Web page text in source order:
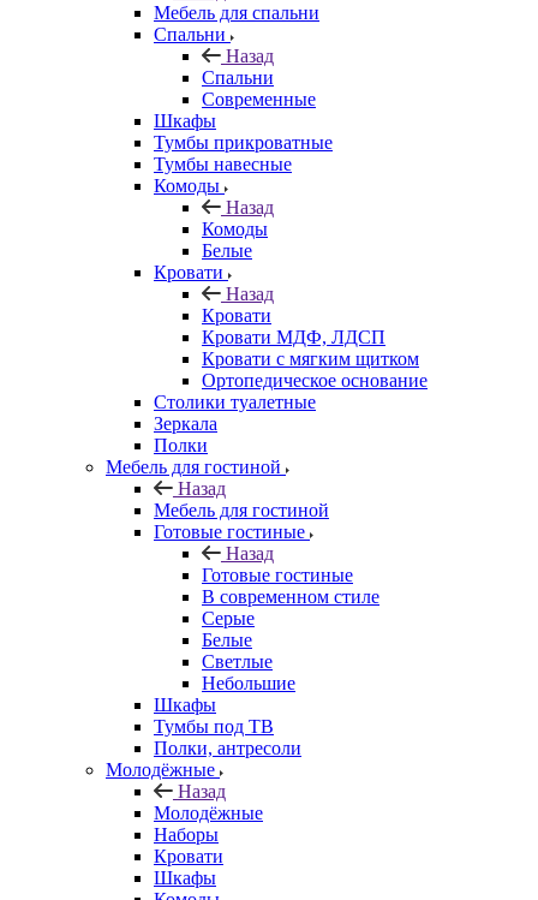
Мебель для спальни
Спальни
Назад
Спальни
Современные
Шкафы
Тумбы прикроватные
Тумбы навесные
Комоды
Назад
Комоды
Белые
Кровати
Назад
Кровати
Кровати МДФ, ЛДСП
Кровати с мягким щитком
Ортопедическое основание
Столики туалетные
Зеркала
Полки
Мебель для гостиной
Назад
Мебель для гостиной
Готовые гостиные
Назад
Готовые гостиные
В современном стиле
Серые
Белые
Светлые
Небольшие
Шкафы
Тумбы под ТВ
Полки, антресоли
Молодёжные
Назад
Молодёжные
Наборы
Кровати
Шкафы